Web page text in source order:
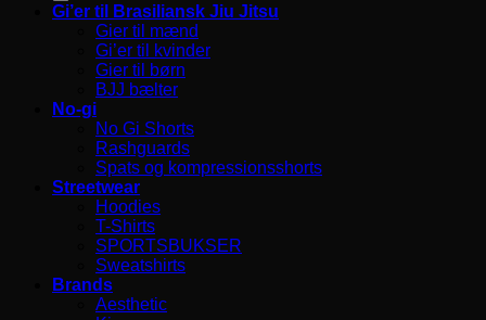
Gi’er til Brasiliansk Jiu Jitsu
Gier til mænd
Gi’er til kvinder
Gier til børn
BJJ bælter
No-gi
No Gi Shorts
Rashguards
Spats og kompressionsshorts
Streetwear
Hoodies
T-Shirts
SPORTSBUKSER
Sweatshirts
Brands
Aesthetic